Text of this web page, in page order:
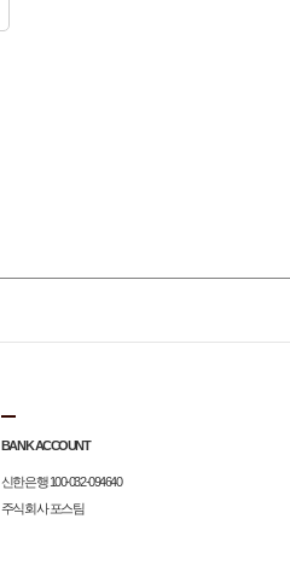
BANK ACCOUNT
신한은행 100-032-094640
주식회사 포스팀